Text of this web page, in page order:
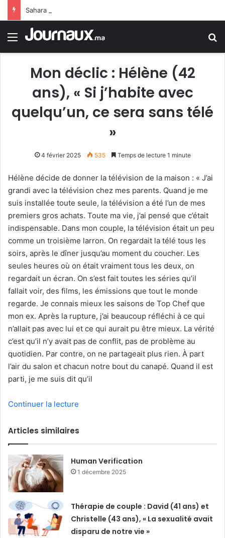
Menu
Mon déclic : Hélène (42
ans), « Si j’habite avec
quelqu’un, ce sera sans télé
»
4 février 2025 535 Temps de lecture 1 minute
Hélène décide de donner la télévision de la maison : « J’ai
grandi avec la télévision chez mes parents. Quand je me
suis installée toute seule, la télévision a été l’un de mes
premiers gros achats. Toute ma vie, j’ai pensé que c’était
indispensable. Dans mon couple, la télévision était un peu
comme un troisième larron. On regardait la télé tous les
soirs, après le dîner jusqu’au moment du coucher. Les
seules heures où on était vraiment tous les deux, on
regardait un écran. On s’est fait toutes les séries qu’il
fallait voir, des films, les émissions que tout le monde
regarde. Je connais mieux les saisons de Top Chef que
mon ex. Après la rupture, j’ai beaucoup réfléchi à ce qui
n’allait pas avec lui et ce qui aurait pu être mieux. La vérité
c’est qu’il n’y avait pas de conflit, pas de problème au
quotidien. Par contre, on ne partageait plus rien. À part
l’air du salon et chacun notre bout du canapé. Quand il est
parti, je me suis dit qu’il
Continuer la lecture
Articles similaires
Human Verification
1 décembre 2025
Thérapie de couple : David (41 ans) et
Christelle (43 ans), « La sexualité avait
disparu de notre vie »